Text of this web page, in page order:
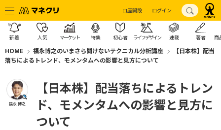
口座開設 ログイン
新着 人気 マーケット 特集 初心者 ライフデザイン 連載 著者 商
HOME 福永博之のいまさら聞けないテクニカル分析講座
【日本株】配当
落ちによるトレンド、モメンタムへの影響と見方について
福永 博之
【日本株】配当落ちによるトレン
ド、モメンタムへの影響と見方に
ついて